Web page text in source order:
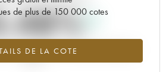
de plus de 150 000 cotes
DE LA COTE
du millésime 2011 en 2026 par rapport à